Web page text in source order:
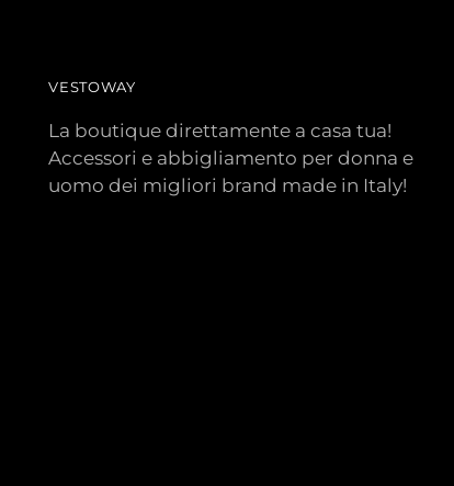
VESTOWAY
La boutique direttamente a casa tua!
Accessori e abbigliamento per donna e
uomo dei migliori brand made in Italy!